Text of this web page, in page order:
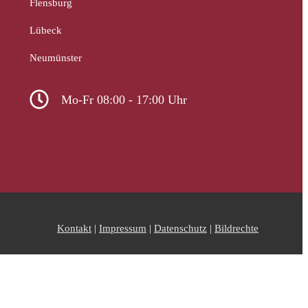
Flensburg
Lübeck
Neumünster
Mo-Fr 08:00 - 17:00 Uhr
Kontakt | Impressum | Datenschutz | Bildrechte